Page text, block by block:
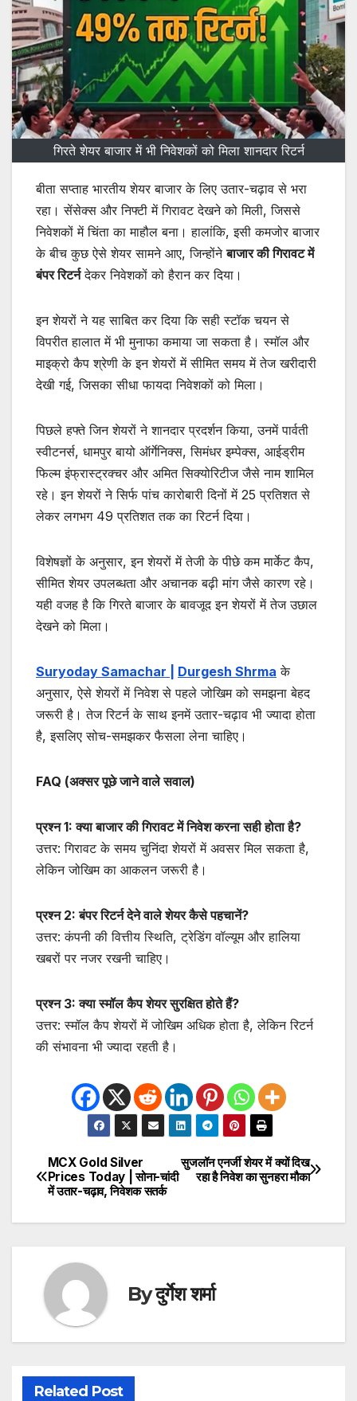
गिरते शेयर बाजार में भी निवेशकों को मिला शानदार रिटर्न
बीता सप्ताह भारतीय शेयर बाजार के लिए उतार-चढ़ाव से भरा
रहा। सेंसेक्स और निफ्टी में गिरावट देखने को मिली, जिससे
निवेशकों में चिंता का माहौल बना। हालांकि, इसी कमजोर बाजार
के बीच कुछ ऐसे शेयर सामने आए, जिन्होंनेबाजार की गिरावट में
बंपर रिटर्नदेकर निवेशकों को हैरान कर दिया।
इन शेयरों ने यह साबित कर दिया कि सही स्टॉक चयन से
विपरीत हालात में भी मुनाफा कमाया जा सकता है। स्मॉल और
माइक्रो कैप श्रेणी के इन शेयरों में सीमित समय में तेज खरीदारी
देखी गई, जिसका सीधा फायदा निवेशकों को मिला।
पिछले हफ्ते जिन शेयरों ने शानदार प्रदर्शन किया, उनमें पार्वती
स्वीटनर्स, धामपुर बायो ऑर्गेनिक्स, सिमंधर इम्पेक्स, आईड्रीम
फिल्म इंफ्रास्ट्रक्चर और अमित सिक्योरिटीज जैसे नाम शामिल
रहे। इन शेयरों ने सिर्फ पांच कारोबारी दिनों में 25 प्रतिशत से
लेकर लगभग 49 प्रतिशत तक का रिटर्न दिया।
विशेषज्ञों के अनुसार, इन शेयरों में तेजी के पीछे कम मार्केट कैप,
सीमित शेयर उपलब्धता और अचानक बढ़ी मांग जैसे कारण रहे।
यही वजह है कि गिरते बाजार के बावजूद इन शेयरों में तेज उछाल
देखने को मिला।
Suryoday Samachar | Durgesh Shrma के
अनुसार, ऐसे शेयरों में निवेश से पहले जोखिम को समझना बेहद
जरूरी है। तेज रिटर्न के साथ इनमें उतार-चढ़ाव भी ज्यादा होता
है, इसलिए सोच-समझकर फैसला लेना चाहिए।
FAQ (अक्सर पूछे जाने वाले सवाल)
प्रश्न 1: क्या बाजार की गिरावट में निवेश करना सही होता है?
उत्तर: गिरावट के समय चुनिंदा शेयरों में अवसर मिल सकता है,
लेकिन जोखिम का आकलन जरूरी है।
प्रश्न 2: बंपर रिटर्न देने वाले शेयर कैसे पहचानें?
उत्तर: कंपनी की वित्तीय स्थिति, ट्रेडिंग वॉल्यूम और हालिया
खबरों पर नजर रखनी चाहिए।
प्रश्न 3: क्या स्मॉल कैप शेयर सुरक्षित होते हैं?
उत्तर: स्मॉल कैप शेयरों में जोखिम अधिक होता है, लेकिन रिटर्न
की संभावना भी ज्यादा रहती है।
Post
navigation
सुजलॉन एनर्जी शेयर में क्यों दिख
रहा है निवेश का सुनहरा मौका
MCX Gold Silver
Prices Today | सोना-चांदी
में उतार-चढ़ाव, निवेशक सतर्क
Byदुर्गेश शर्मा
Related Post